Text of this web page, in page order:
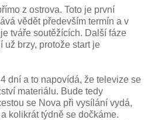
z ostrova. Toto je první
vědět především termín a v
tváře soutěžících. Další fáze
už brzy, protože start je
dní a to napovídá, že televize se
materiálu. Bude tedy
se Nova při vysílání vydá,
kolikrát týdně se dočkáme.